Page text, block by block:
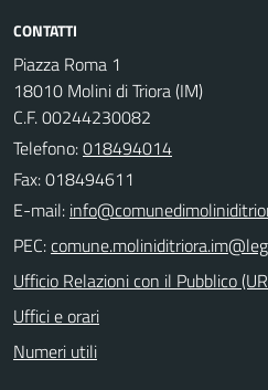
CONTATTI
Piazza Roma 1
18010 Molini di Triora (IM)
C.F. 00244230082
Telefono:018494014
Fax: 018494611
E-mail:
PEC:
Ufficio Relazioni con il Pubblico
Uffici e orari
Numeri utili